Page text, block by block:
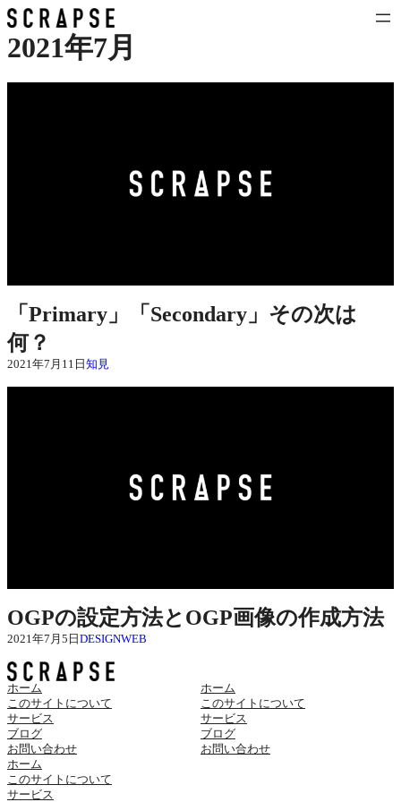
内
を
2021年7月
「Primary」「Secondary」その次は
何？
2021年7月11日 知見
OGPの設定方法とOGP画像の作成方法
2021年7月5日 DESIGNWEB
ホーム
このサイトについて
サービス
ブログ
お問い合わせ
ホーム
このサイトについて
サービス
ブログ
お問い合わせ
ホーム
このサイトについて
サービス